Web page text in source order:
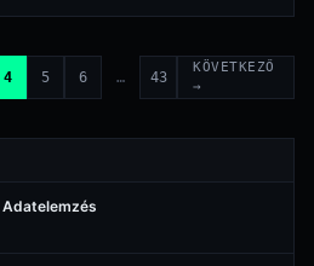
4 5 6 … 43
KÖVETKEZŐ
→